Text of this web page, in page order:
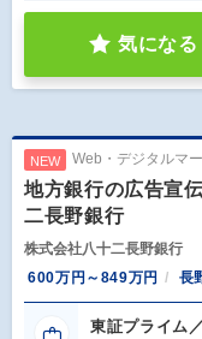
気になる
NEW Web・デジタルマ
地方銀行の広告宣
二長野銀行
株式会社八十二長野銀行
600万円～849万円
長
東証プライム